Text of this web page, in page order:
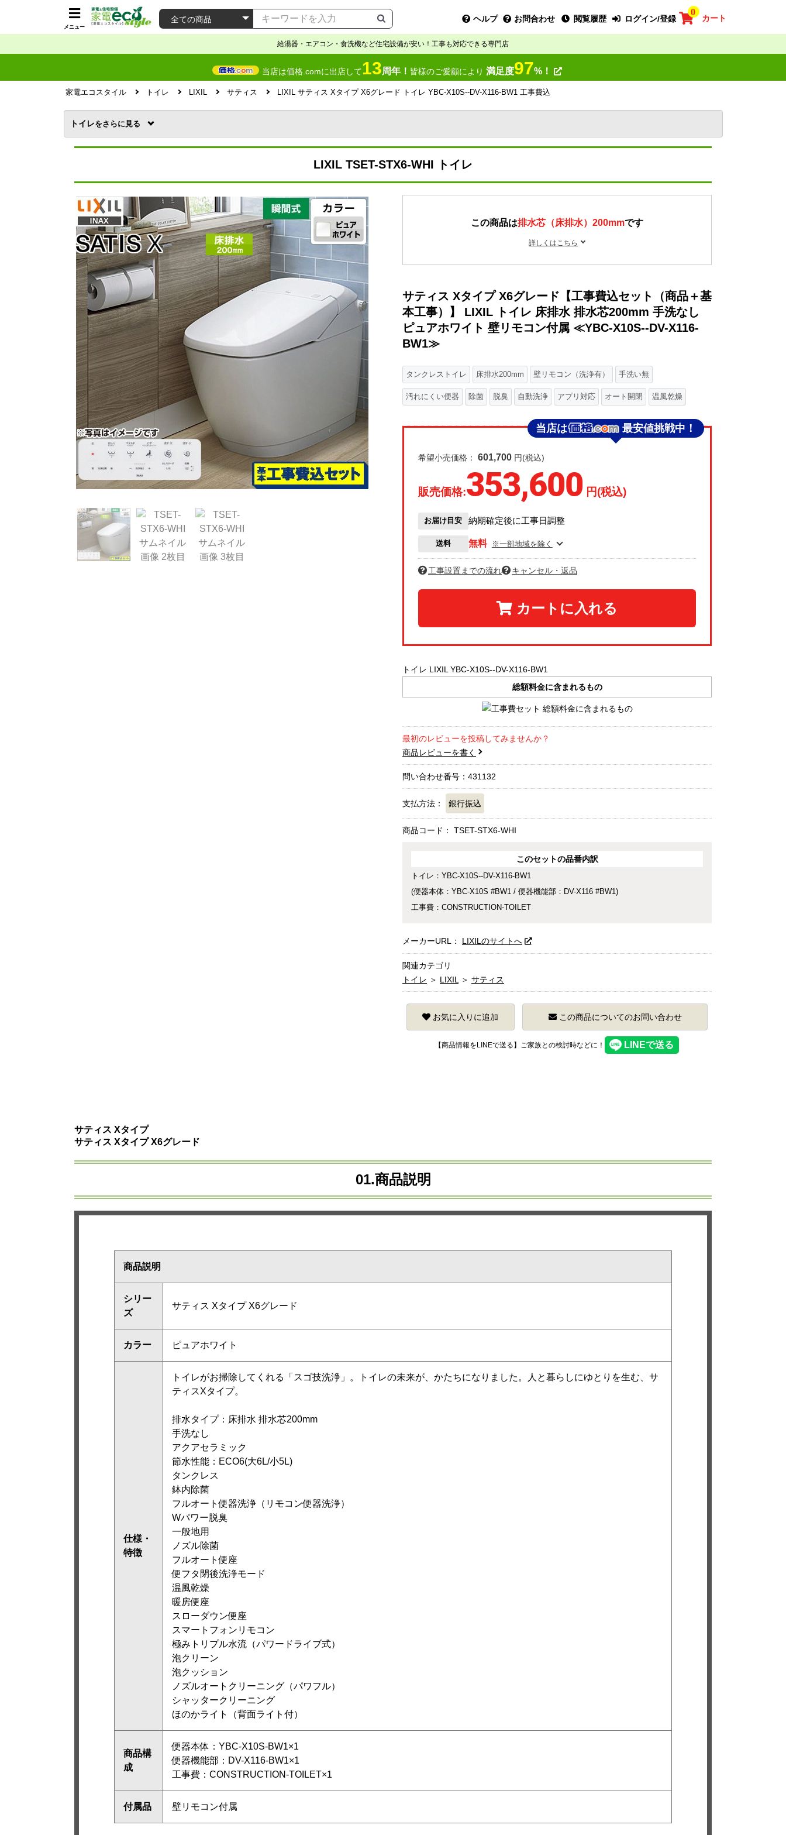
メニュー
ヘルプ お問合わせ 閲覧履歴 ログイン/登録
0
カート
給湯器・エアコン・食洗機など住宅設備が安い！工事も対応できる専門店
当店は価格.comに出店して13周年！ 皆様のご愛顧により 満足度97%！
家電エコスタイル トイレ LIXIL サティス LIXIL サティス Xタイプ X6グレード トイレ YBC-X10S--DV-X116-BW1 工事費込
トイレを
LIXIL TSET-STX6-WHI トイレ
この商品は排水芯（床排水）200mmです
詳しくはこちら
サティス Xタイプ X6グレード【工事費込セット（商品＋基
本工事）】 LIXIL トイレ 床排水 排水芯200mm 手洗なし
ピュアホワイト 壁リモコン付属 ≪YBC-X10S--DV-X116-
BW1≫
タンクレストイレ 床排水200mm 壁リモコン（洗浄有） 手洗い無
汚れにくい便器 除菌 脱臭 自動洗浄 アプリ対応 オート開閉 温風乾燥
当店は 最安値挑戦中！
希望小売価格： 601,700 円(税込)
販売価格:353,600 円(税込)
お届け目安 納期確定後に工事日調整
送料 無料 ※一部地域を除く
工事設置までの流れ キャンセル・返品
カートに入れる
トイレ LIXIL YBC-X10S--DV-X116-BW1
総額料金に含まれるもの
最初のレビューを投稿してみませんか？
商品レビューを書く
問い合わせ番号：431132
支払方法： 銀行振込
商品コード： TSET-STX6-WHI
このセットの品番内訳
トイレ：YBC-X10S--DV-X116-BW1
(便器本体：YBC-X10S #BW1 / 便器機能部：DV-X116 #BW1)
工事費：CONSTRUCTION-TOILET
メーカーURL： LIXILのサイトへ
関連カテゴリ
トイレ ＞ LIXIL ＞ サティス
お気に入りに追加 この商品についてのお問い合わせ
【商品情報をLINEで送る】ご家族との検討時などに！
サティス Xタイプ
サティス Xタイプ X6グレード
01.商品説明
商品説明
シリー
ズ
サティス Xタイプ X6グレード
カラー ピュアホワイト
仕様・
特徴
トイレがお掃除してくれる「スゴ技洗浄」。トイレの未来が、かたちになりました。人と暮らしにゆとりを生む、サ
ティスXタイプ。
排水タイプ：床排水 排水芯200mm
手洗なし
アクアセラミック
節水性能：ECO6(大6L/小5L)
タンクレス
鉢内除菌
フルオート便器洗浄（リモコン便器洗浄）
Wパワー脱臭
一般地用
ノズル除菌
フルオート便座
便フタ閉後洗浄モード
温風乾燥
暖房便座
スローダウン便座
スマートフォンリモコン
極みトリプル水流（パワードライブ式）
泡クリーン
泡クッション
ノズルオートクリーニング（パワフル）
シャッタークリーニング
ほのかライト（背面ライト付）
商品構
成
便器本体：YBC-X10S-BW1×1
便器機能部：DV-X116-BW1×1
工事費：CONSTRUCTION-TOILET×1
付属品 壁リモコン付属